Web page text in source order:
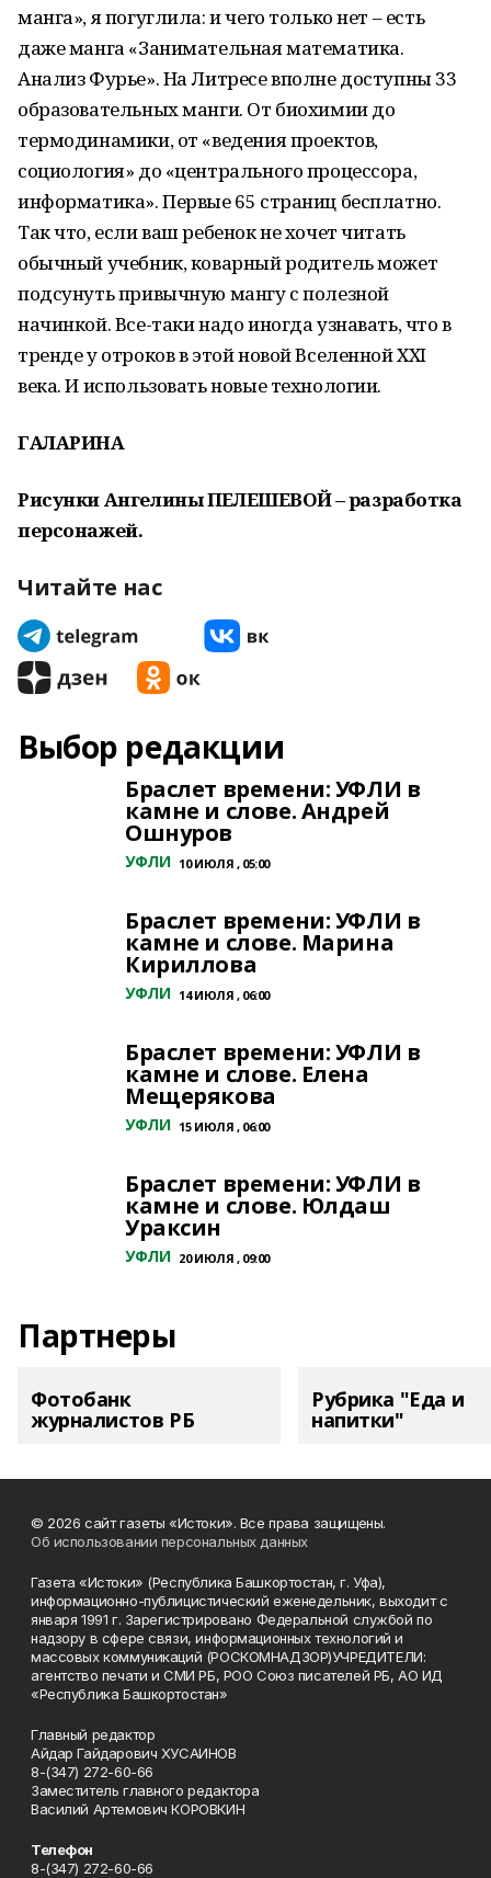
манга», я погуглила: и чего только нет – есть
даже манга «Занимательная математика.
Анализ Фурье». На Литресе вполне доступны 33
образовательных манги. От биохимии до
термодинамики, от «ведения проектов,
социология» до «центрального процессора,
информатика». Первые 65 страниц бесплатно.
Так что, если ваш ребенок не хочет читать
обычный учебник, коварный родитель может
подсунуть привычную мангу с полезной
начинкой. Все-таки надо иногда узнавать, что в
тренде у отроков в этой новой Вселенной XXI
века. И использовать новые технологии.
ГАЛАРИНА
Рисунки Ангелины ПЕЛЕШЕВОЙ – разработка
персонажей.
Читайте нас
Выбор редакции
Браслет времени: УФЛИ в
камне и слове. Андрей
Ошнуров
УФЛИ 10 ИЮЛЯ , 05:00
Браслет времени: УФЛИ в
камне и слове. Марина
Кириллова
УФЛИ 14 ИЮЛЯ , 06:00
Браслет времени: УФЛИ в
камне и слове. Елена
Мещерякова
УФЛИ 15 ИЮЛЯ , 06:00
Браслет времени: УФЛИ в
камне и слове. Юлдаш
Ураксин
УФЛИ 20 ИЮЛЯ , 09:00
Партнеры
Фотобанк
журналистов РБ
Рубрика "Еда и
напитки"
© 2026 сайт газеты «Истоки». Все права защищены.
Об использовании персональных данных
Газета «Истоки» (Республика Башкортостан, г. Уфа),
информационно-публицистический еженедельник, выходит с
января 1991 г. Зарегистрировано Федеральной службой по
надзору в сфере связи, информационных технологий и
массовых коммуникаций (РОСКОМНАДЗОР)УЧРЕДИТЕЛИ:
агентство печати и СМИ РБ, РОО Союз писателей РБ, АО ИД
«Республика Башкортостан»
Главный редактор
Айдар Гайдарович ХУСАИНОВ
8-(347) 272-60-66
Заместитель главного редактора
Василий Артемович КОРОВКИН
Телефон
8-(347) 272-60-66